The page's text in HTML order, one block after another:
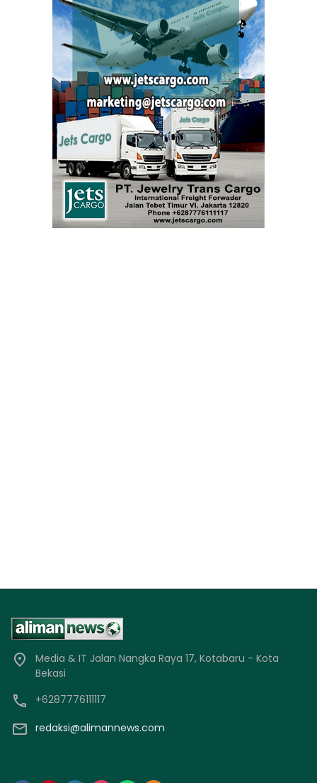
Media & IT Jalan Nangka Raya 17, Kotabaru - Kota
Bekasi
+6287776111117
redaksi@alimannews.com